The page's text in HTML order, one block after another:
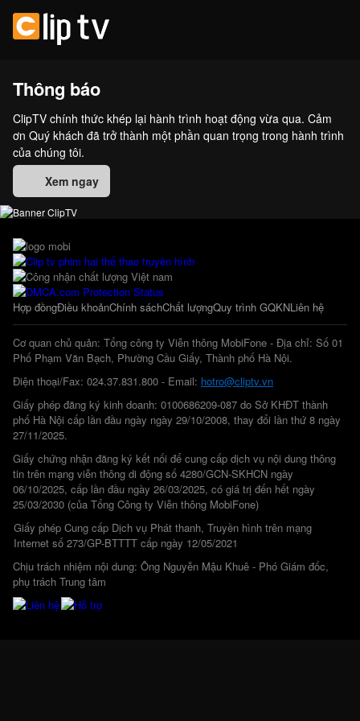
Thông báo
ClipTV chính thức khép lại hành trình hoạt động vừa qua. Cảm
ơn Quý khách đã trở thành một phần quan trọng trong hành trình
của chúng tôi.
Xem ngay
Hợp đồngĐiều khoảnChính sáchChất lượngQuy trình GQKNLiên hệ
Cơ quan chủ quản: Tổng công ty Viễn thông MobiFone - Địa chỉ: Số 01
Phố Phạm Văn Bạch, Phường Cầu Giấy, Thành phố Hà Nội.
Điện thoại/Fax: 024.37.831.800 - Email: hotro@cliptv.vn
Giấy phép đăng ký kinh doanh: 0100686209-087 do Sở KHĐT thành
phố Hà Nội cấp lần đầu ngày ngày 29/10/2008, thay đổi lần thứ 8 ngày
27/11/2025.
Giấy chứng nhận đăng ký kết nối để cung cấp dịch vụ nội dung thông
tin trên mạng viễn thông di động số 4280/GCN-SKHCN ngày
06/10/2025, cấp lần đầu ngày 26/03/2025, có giá trị đến hết ngày
25/03/2030 (của Tổng Công ty Viễn thông MobiFone)
Giấy phép Cung cấp Dịch vụ Phát thanh, Truyền hình trên mạng
Internet số 273/GP-BTTTT cấp ngày 12/05/2021
Chịu trách nhiệm nội dung: Ông Nguyễn Mậu Khuê - Phó Giám đốc,
phụ trách Trung tâm